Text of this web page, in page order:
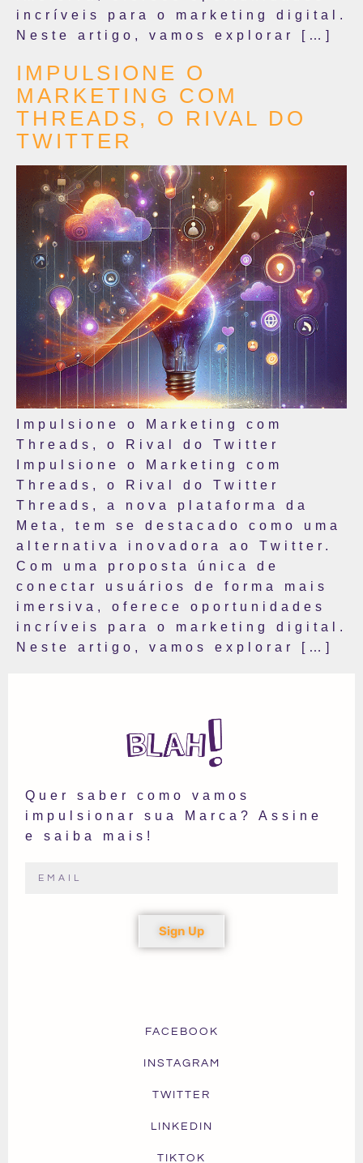
incríveis para o marketing digital.
Neste artigo, vamos explorar […]
IMPULSIONE O
MARKETING COM
THREADS, O RIVAL DO
TWITTER
Impulsione o Marketing com
Threads, o Rival do Twitter
Impulsione o Marketing com
Threads, o Rival do Twitter
Threads, a nova plataforma da
Meta, tem se destacado como uma
alternativa inovadora ao Twitter.
Com uma proposta única de
conectar usuários de forma mais
imersiva, oferece oportunidades
incríveis para o marketing digital.
Neste artigo, vamos explorar […]
Quer saber como vamos
impulsionar sua Marca? Assine
e saiba mais!
Sign Up
FACEBOOK
INSTAGRAM
TWITTER
LINKEDIN
TIKTOK